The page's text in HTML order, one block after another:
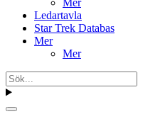
Ledartavla
Star Trek Databas
Mer
Mer